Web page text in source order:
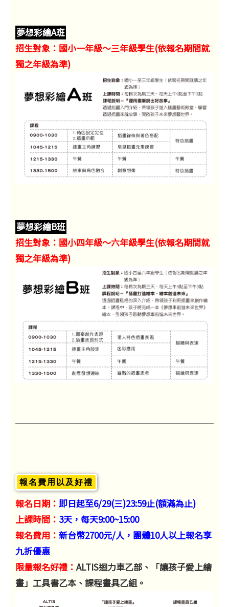
夢想彩繪A班
招生對象：國小一年級～三年級學生(依報名期間就
獨之年級為準)
夢想彩繪B班
招生對象：國小四年級～六年級學生(依報名期間就
獨之年級為準)
報名費用以及好禮
報名日期： 即日起至6/29(三)23:59止(額滿為止)
上課時間： 3天，每天9:00~15:00
報名費用： 新台幣2700元/人，團體10人以上報名享
九折優惠
限量報名好禮：ALTIS迴力車乙部、「讓孩子愛上繪
畫」工具書乙本、課程畫具乙組。